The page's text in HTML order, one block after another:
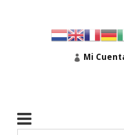
Mi